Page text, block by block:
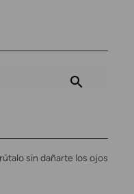
sin dañarte los ojos